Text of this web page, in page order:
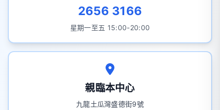
2656 3166
星期一至五 15:00-20:00
親臨本中心
九龍土瓜灣盛德街9號